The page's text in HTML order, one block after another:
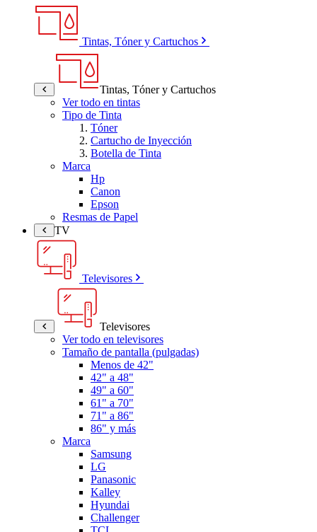
Tintas, Tóner y Cartuchos
Tintas, Tóner y Cartuchos
Ver todo en tintas
Tipo de Tinta
Tóner
Cartucho de Inyección
Botella de Tinta
Marca
Hp
Canon
Epson
Resmas de Papel
TV
Televisores
Televisores
Ver todo en televisores
Tamaño de pantalla (pulgadas)
Menos de 42"
42" a 48"
49" a 60"
61" a 70"
71" a 86"
86" y más
Marca
Samsung
LG
Panasonic
Kalley
Hyundai
Challenger